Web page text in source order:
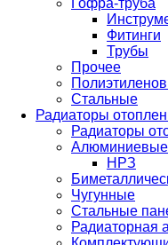
Гофра-труба
Фитинги
Трубы
Прочее
Стальные
Радиаторы
Радиаторы
Алюминиевые
НРЗ
Чугунные
Стальные
Радиаторная